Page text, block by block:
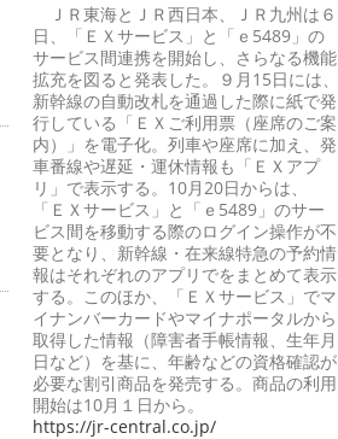
ＪＲ東海とＪＲ西日本、ＪＲ九州は６
日、「ＥＸサービス」と「ｅ5489」の
サービス間連携を開始し、さらなる機能
拡充を図ると発表した。９月15日には、
新幹線の自動改札を通過した際に紙で発
行している「ＥＸご利用票（座席のご案
内）」を電子化。列車や座席に加え、発
車番線や遅延・運休情報も「ＥＸアプ
リ」で表示する。10月20日からは、
「ＥＸサービス」と「ｅ5489」のサー
ビス間を移動する際のログイン操作が不
要となり、新幹線・在来線特急の予約情
報はそれぞれのアプリでをまとめて表示
する。このほか、「ＥＸサービス」でマ
イナンバーカードやマイナポータルから
取得した情報（障害者手帳情報、生年月
日など）を基に、年齢などの資格確認が
必要な割引商品を発売する。商品の利用
開始は10月１日から。
https://jr-central.co.jp/